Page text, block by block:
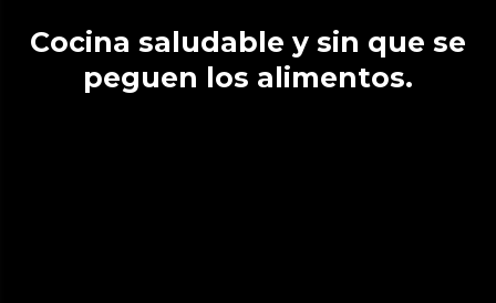
Cocina saludable y sin que se
peguen los alimentos.